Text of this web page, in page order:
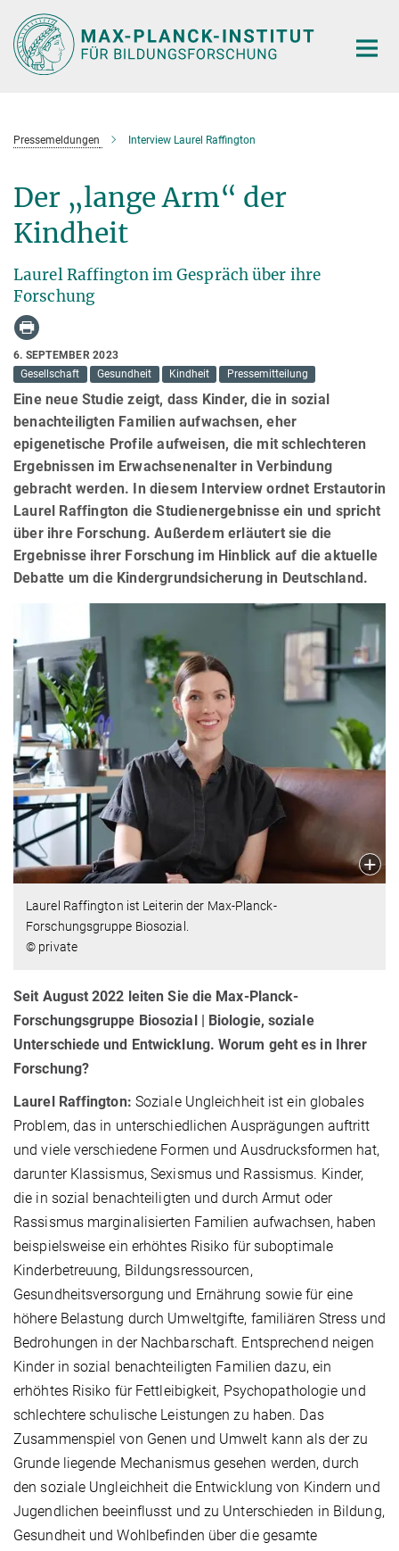
Hauptinhalt
Pressemeldungen Interview Laurel Raffington
Der „lange Arm“ der
Kindheit
Laurel Raffington im Gespräch über ihre
Forschung
6. SEPTEMBER 2023
Gesellschaft
Gesundheit Kindheit Pressemitteilung
Eine neue Studie zeigt, dass Kinder, die in sozial
benachteiligten Familien aufwachsen, eher
epigenetische Profile aufweisen, die mit schlechteren
Ergebnissen im Erwachsenenalter in Verbindung
gebracht werden. In diesem Interview ordnet Erstautorin
Laurel Raffington die Studienergebnisse ein und spricht
über ihre Forschung. Außerdem erläutert sie die
Ergebnisse ihrer Forschung im Hinblick auf die aktuelle
Debatte um die Kindergrundsicherung in Deutschland.
Laurel Raffington ist Leiterin der Max-Planck-
Forschungsgruppe Biosozial.
© private
Seit August 2022 leiten Sie die Max-Planck-
Forschungsgruppe Biosozial­ | Biologie, soziale
Unterschiede und Entwicklung. Worum geht es in Ihrer
Forschung?
Laurel Raffington: Soziale Ungleichheit ist ein globales
Problem, das in unterschiedlichen Ausprägungen auftritt
und viele verschiedene Formen und Ausdrucksformen hat,
darunter Klassismus, Sexismus und Rassismus. Kinder,
die in sozial benachteiligten und durch Armut oder
Rassismus marginalisierten Familien aufwachsen, haben
beispielsweise ein erhöhtes Risiko für suboptimale
Kinderbetreuung, Bildungsressourcen,
Gesundheitsversorgung und Ernährung sowie für eine
höhere Belastung durch Umweltgifte, familiären Stress und
Bedrohungen in der Nachbarschaft. Entsprechend neigen
Kinder in sozial benachteiligten Familien dazu, ein
erhöhtes Risiko für Fettleibigkeit, Psychopathologie und
schlechtere schulische Leistungen zu haben. Das
Zusammenspiel von Genen und Umwelt kann als der zu
Grunde liegende Mechanismus gesehen werden, durch
den soziale Ungleichheit die Entwicklung von Kindern und
Jugendlichen beeinflusst und zu Unterschieden in Bildung,
Gesundheit und Wohlbefinden über die gesamte